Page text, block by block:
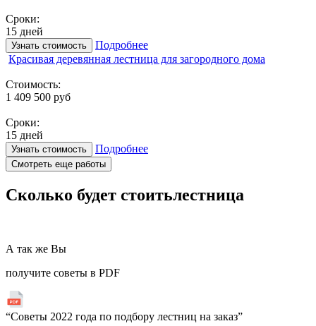
Сроки:
15 дней
Узнать стоимость
Подробнее
Красивая деревянная лестница для загородного дома
Стоимость:
1 409 500 руб
Сроки:
15 дней
Узнать стоимость Подробнее
Смотреть еще работы
Сколько будет стоитьлестница
А так же Вы
получите советы в PDF
“Советы 2022 года по подбору лестниц на заказ”